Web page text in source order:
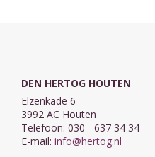
DEN HERTOG HOUTEN
Elzenkade 6
3992 AC Houten
Telefoon: 030 - 637 34 34
E-mail: info@hertog.nl